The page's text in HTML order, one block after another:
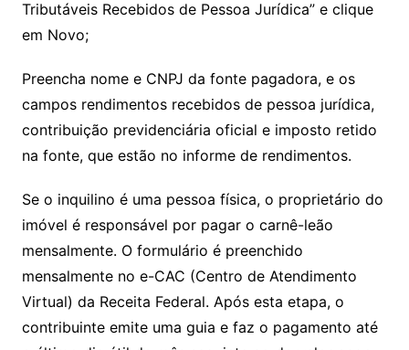
Tributáveis Recebidos de Pessoa Jurídica” e clique
em Novo;
Preencha nome e CNPJ da fonte pagadora, e os
campos rendimentos recebidos de pessoa jurídica,
contribuição previdenciária oficial e imposto retido
na fonte, que estão no informe de rendimentos.
Se o inquilino é uma pessoa física, o proprietário do
imóvel é responsável por pagar o carnê-leão
mensalmente. O formulário é preenchido
mensalmente no e-CAC (Centro de Atendimento
Virtual) da Receita Federal. Após esta etapa, o
contribuinte emite uma guia e faz o pagamento até